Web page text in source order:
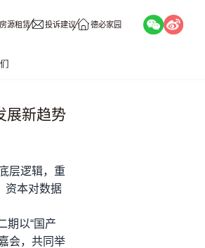
源租赁 投诉建议 德必家园
展新趋势
层逻辑，重
资本对数据
期以“国产
会，共同举